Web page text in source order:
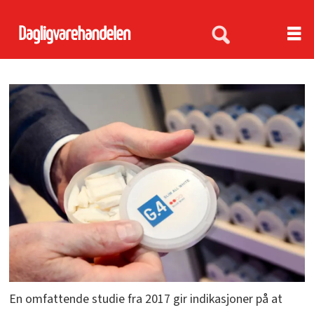
En omfattende studie fra 2017 gir indikasjoner på at